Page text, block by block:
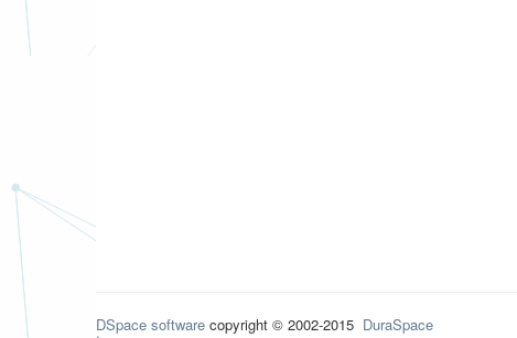
DSpace software copyright © 2002-2015 DuraSpace